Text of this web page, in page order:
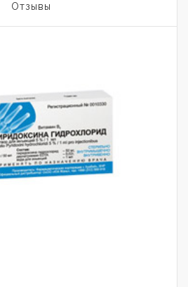
Отзывы